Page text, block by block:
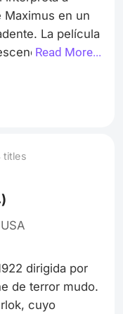
Maximus en un
La película
siente como
carisma,
el corazón
Read More...
titles
USA
dirigida por
de terror mudo.
cuyo